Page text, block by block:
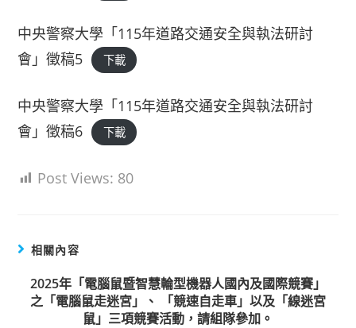
中央警察大學「115年道路交通安全與執法研討
會」徵稿5
下載
中央警察大學「115年道路交通安全與執法研討
會」徵稿6
下載
Post Views: 80
相關內容
2025年「電腦鼠暨智慧輪型機器人國內及國際競賽」
之「電腦鼠走迷宮」、 「競速自走車」以及「線迷宮
鼠」三項競賽活動，請組隊參加。